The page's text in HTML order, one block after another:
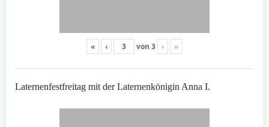
« ‹ von 3 › »
Laternenfestfreitag mit der Laternenkönigin Anna I.